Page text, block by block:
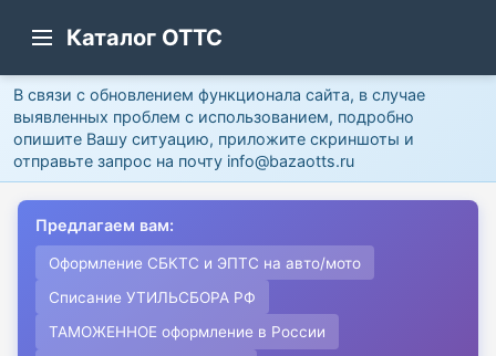
Каталог ОТТС
В связи с обновлением функционала сайта, в случае
выявленных проблем с использованием, подробно
опишите Вашу ситуацию, приложите скриншоты и
отправьте запрос на почту info@bazaotts.ru
Предлагаем вам:
Оформление СБКТС и ЭПТС на авто/мото
Списание УТИЛЬСБОРА РФ
ТАМОЖЕННОЕ оформление в России